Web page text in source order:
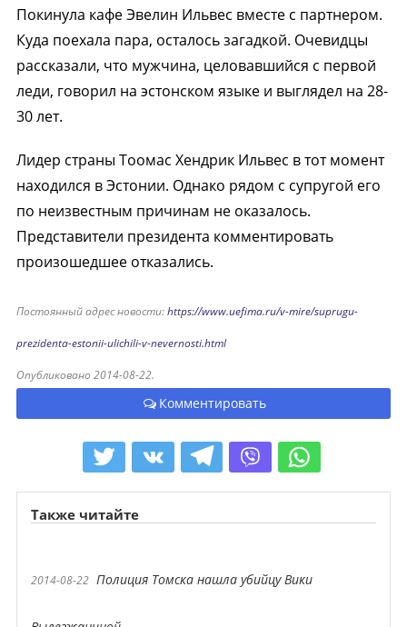
Покинула кафе Эвелин Ильвес вместе с партнером.
Куда поехала пара, осталось загадкой. Очевидцы
рассказали, что мужчина, целовавшийся с первой
леди, говорил на эстонском языке и выглядел на 28-
30 лет.
Лидер страны Тоомас Хендрик Ильвес в тот момент
находился в Эстонии. Однако рядом с супругой его
по неизвестным причинам не оказалось.
Представители президента комментировать
произошедшее отказались.
Постоянный адрес новости:https://www.uefima.ru/v-mire/suprugu-
prezidenta-estonii-ulichili-v-nevernosti.html
Опубликовано 2014-08-22.
Комментировать
Также читайте
2014-08-22 Полиция Томска нашла убийцу Вики